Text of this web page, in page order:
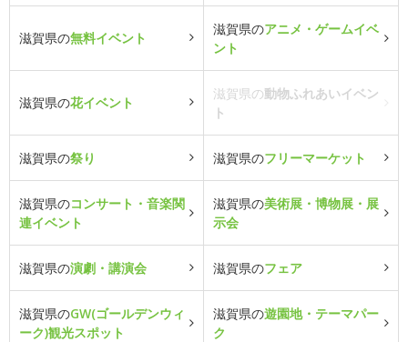
滋賀県の無料イベント
滋賀県のアニメ・ゲームイベ
ント
滋賀県の花イベント
滋賀県の動物ふれあいイベン
ト
滋賀県の祭り 滋賀県のフリーマーケット
滋賀県のコンサート・音楽関
連イベント
滋賀県の美術展・博物展・展
示会
滋賀県の演劇・講演会 滋賀県のフェア
滋賀県のGW(ゴールデンウィ
ーク)観光スポット
滋賀県の遊園地・テーマパー
ク